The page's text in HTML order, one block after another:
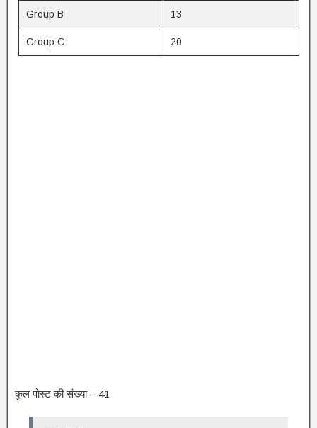
Group B 13
Group C 20
कुल पोस्ट की संख्या – 41